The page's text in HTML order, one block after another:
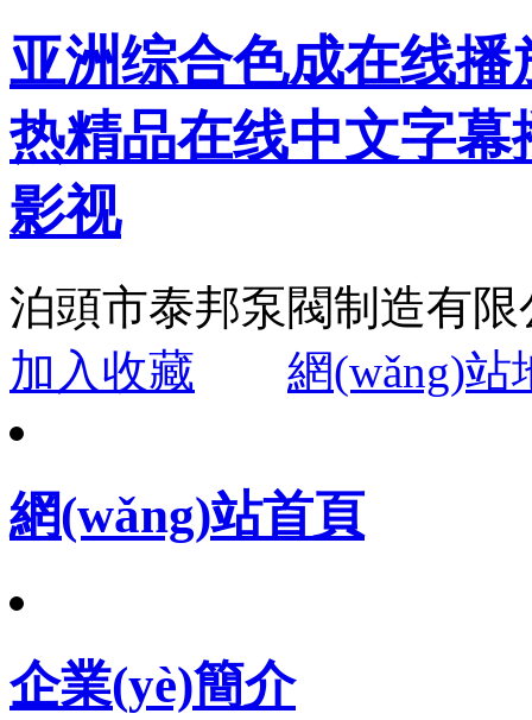
亚洲综合色成在线
热精品在线中文字
影视
泊頭市泰邦泵閥制造有限
加入收藏
網(wǎng)站
網(wǎng)站首頁
企業(yè)簡介